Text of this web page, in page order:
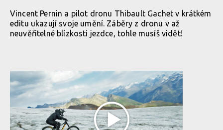
Vincent Pernin a pilot dronu Thibault Gachet v krátkém
editu ukazují svoje umění. Záběry z dronu v až
neuvěřitelné blízkosti jezdce, tohle musíš vidět!